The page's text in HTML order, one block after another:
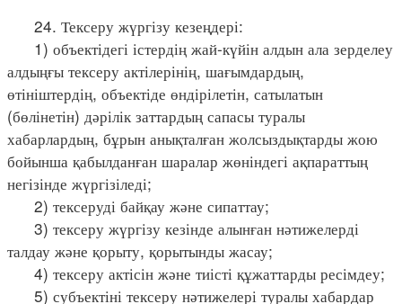
24. Тексеру жүргізу кезеңдері:
1) объектідегі істердің жай-күйін алдын ала зерделеу
алдыңғы тексеру актілерінің, шағымдардың,
өтініштердің, объектіде өндірілетін, сатылатын
(бөлінетін) дәрілік заттардың сапасы туралы
хабарлардың, бұрын анықталған жолсыздықтарды жою
бойынша қабылданған шаралар жөніндегі ақпараттың
негізінде жүргізіледі;
2) тексеруді байқау және сипаттау;
3) тексеру жүргізу кезінде алынған нәтижелерді
талдау және қорыту, қорытынды жасау;
4) тексеру актісін және тиісті құжаттарды ресімдеу;
5) субъектіні тексеру нәтижелері туралы хабардар